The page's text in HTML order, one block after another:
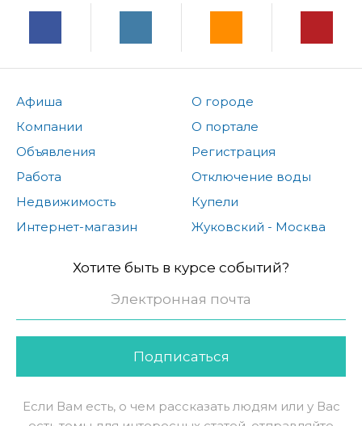
Афиша
Компании
Объявления
Работа
Недвижимость
Интернет-магазин
О городе
О портале
Регистрация
Отключение воды
Купели
Жуковский - Москва
Хотите быть в курсе событий?
Подписаться
Если Вам есть, о чем рассказать людям или у Вас